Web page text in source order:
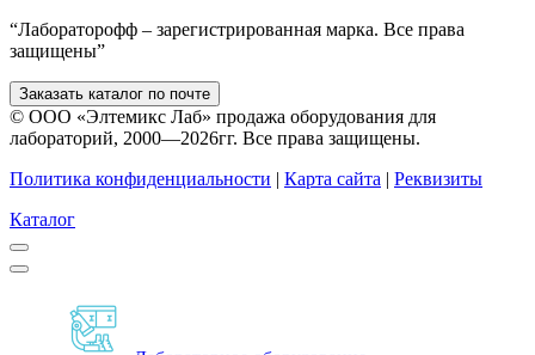
“Лабораторофф – зарегистрированная марка. Все права
защищены”
Заказать каталог по почте
© ООО «Элтемикс Лаб» продажа оборудования для
лабораторий, 2000—2026гг. Все права защищены.
Политика конфиденциальности | Карта сайта | Реквизиты
Каталог